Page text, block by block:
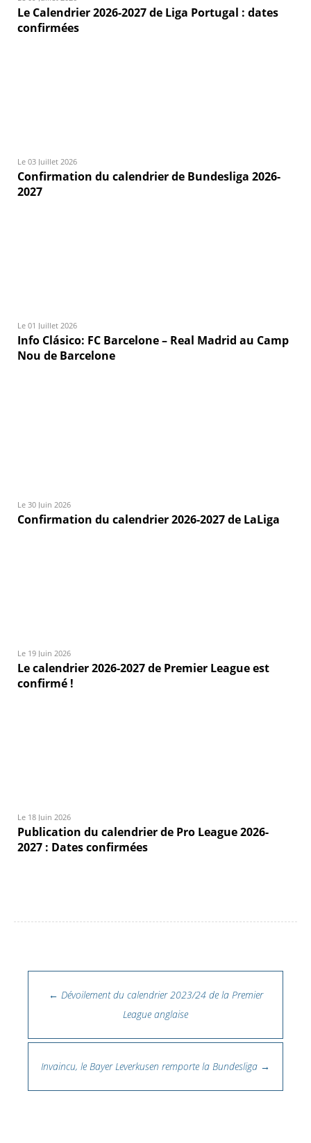
Le Calendrier 2026-2027 de Liga Portugal : dates
confirmées
Le 03 Juillet 2026
Confirmation du calendrier de Bundesliga 2026-
2027
Le 01 Juillet 2026
Info Clásico: FC Barcelone – Real Madrid au Camp
Nou de Barcelone
Le 30 Juin 2026
Confirmation du calendrier 2026-2027 de LaLiga
Le 19 Juin 2026
Le calendrier 2026-2027 de Premier League est
confirmé !
Le 18 Juin 2026
Publication du calendrier de Pro League 2026-
2027 : Dates confirmées
← Dévoilement du calendrier 2023/24 de la Premier
League anglaise
Invaincu, le Bayer Leverkusen remporte la Bundesliga →